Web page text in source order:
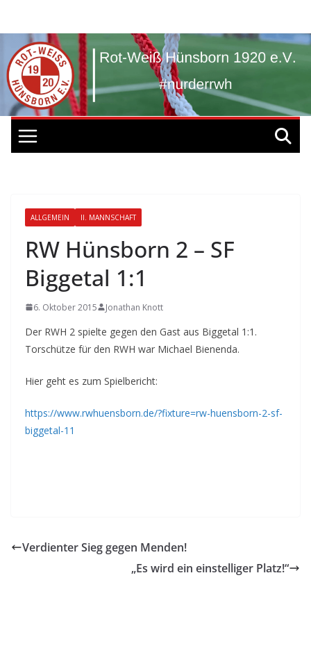
springen
ALLGEMEIN II. MANNSCHAFT
RW Hünsborn 2 – SF
Biggetal 1:1
6. Oktober 2015 Jonathan Knott
Der RWH 2 spielte gegen den Gast aus Biggetal 1:1.
Torschütze für den RWH war Michael Bienenda.
Hier geht es zum Spielbericht:
https://www.rwhuensborn.de/?fixture=rw-huensborn-2-sf-
biggetal-11
Verdienter Sieg gegen Menden!
„Es wird ein einstelliger Platz!“